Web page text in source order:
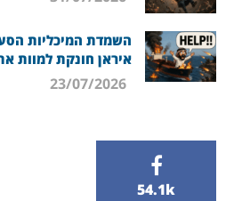
השמדת המיכליות
איראן חונקת למוות
54.1k